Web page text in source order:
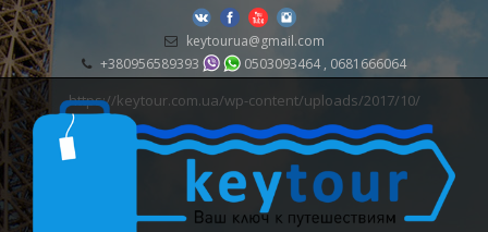
keytourua@gmail.com
+380956589393
0503093464 , 0681666064
https://keytour.com.ua/wp-content/uploads/2017/10/